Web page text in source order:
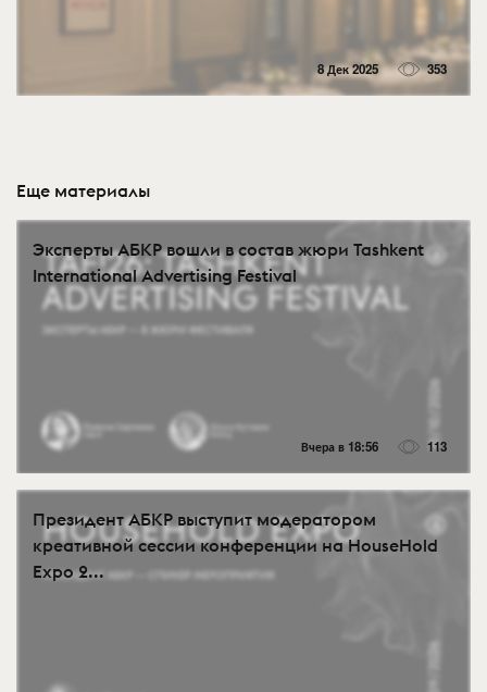
8 Дек 2025 353
Еще материалы
Эксперты АБКР вошли в состав жюри Tashkent
International Advertising Festival
Вчера в 18:56 113
Президент АБКР выступит модератором
креативной сессии конференции на HouseHold
Expo 2...